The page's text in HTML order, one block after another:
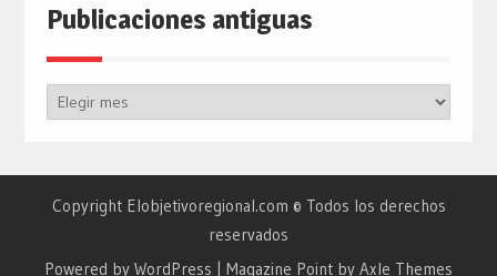
Publicaciones antiguas
Publicaciones
Copyright Elobjetivoregional.com © Todos los derechos
reservados
Powered by WordPress
Magazine Point by Axle Themes